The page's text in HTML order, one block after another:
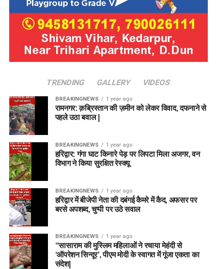
TRENDING GALLERY VIDEOS
BREAKINGNEWS 1 year ago
रामनगर: क़ब्रिस्तान की ज़मीन को लेकर विवाद, दफनाने से
पहले उठा बवाल |
BREAKINGNEWS 1 year ago
हरिद्वार: गंगा घाट किनारे पेड़ पर लिपटा मिला अजगर, वन
विभाग ने किया सुरक्षित रेस्क्यू
BREAKINGNEWS 1 year ago
हरिद्वार में बीजेपी नेता की दबंगई कैमरे में कैद, अफसर पर
बरसे अपशब्द, चुप्पी पर उठे सवाल
BREAKINGNEWS 1 year ago
“सासाराम की मुस्लिम महिलाओं ने रचाया मेहंदी से
‘ऑपरेशन सिन्दूर’, पीएम मोदी के स्वागत में गूंजा एकता का
संदेश|